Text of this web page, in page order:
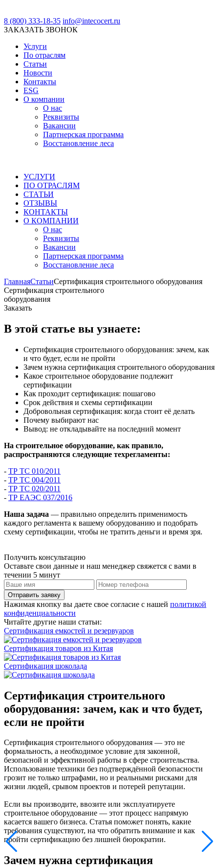
8 (800) 333-18-35 info@intecocert.ru
ЗАКАЗАТЬ ЗВОНОК
Услуги
По отраслям
Статьи
Новости
Контакты
ESG
О компании
О нас
Реквизиты
Вакансии
Партнерская программа
Восстановление леса
УСЛУГИ
ПО ОТРАСЛЯМ
СТАТЬИ
ОТЗЫВЫ
КОНТАКТЫ
О КОМПАНИИ
О нас
Реквизиты
Вакансии
Партнерская программа
Восстановление леса
ГлавнаяСтатьиСертификация строительного оборудования
Сертификация строительного
оборудования
Заказать
В этой статье вы узнаете:
Сертификация строительного оборудования: зачем, как
и что будет, если не пройти
Зачем нужна сертификация строительного оборудования
Какое строительное оборудование подлежит
сертификации
Как проходит сертификация: пошагово
Срок действия и схемы сертификации
Добровольная сертификация: когда стоит её делать
Почему выбирают нас
Вывод: не откладывайте на последний момент
На строительное оборудование, как правило,
распространяются следующие техрегламенты:
- ТР ТС 010/2011
- ТР ТС 004/2011
- ТР ТС 020/2011
- ТР ЕАЭС 037/2016
Наша задача — правильно определить применимость
каждого регламента к вашему оборудованию и подобрать
схему сертификации, чтобы не тратить деньги и время зря.
Получить консультацию
Оставьте свои данные и наш менеджер свяжется с вами в
течении 5 минут
Отправить заявку
Нажимая кнопку вы даете свое согласие с нашей политикой
конфиденциальности
Читайте другие наши статьи:
Сертификация емкостей и резервуаров
Сертификация товаров из Китая
Сертификация шоколада
Сертификация строительного
оборудования: зачем, как и что будет,
если не пройти
Сертификация строительного оборудования — это не
формальность, а необходимое условие для законной,
безопасной и эффективной работы в сфере строительства.
Использование техники без подтверждённой безопасности
грозит не только штрафами, но и реальными рисками для
жизни людей, срывом проектов и потерей репутации.
Если вы производите, ввозите или эксплуатируете
строительное оборудование — этот процесс напрямую
касается вашего бизнеса. Статья поможет понять, какие
требования существуют, на что обратить внимание и как
пройти сертификацию без лишней бюрократии.
Зачем нужна сертификация